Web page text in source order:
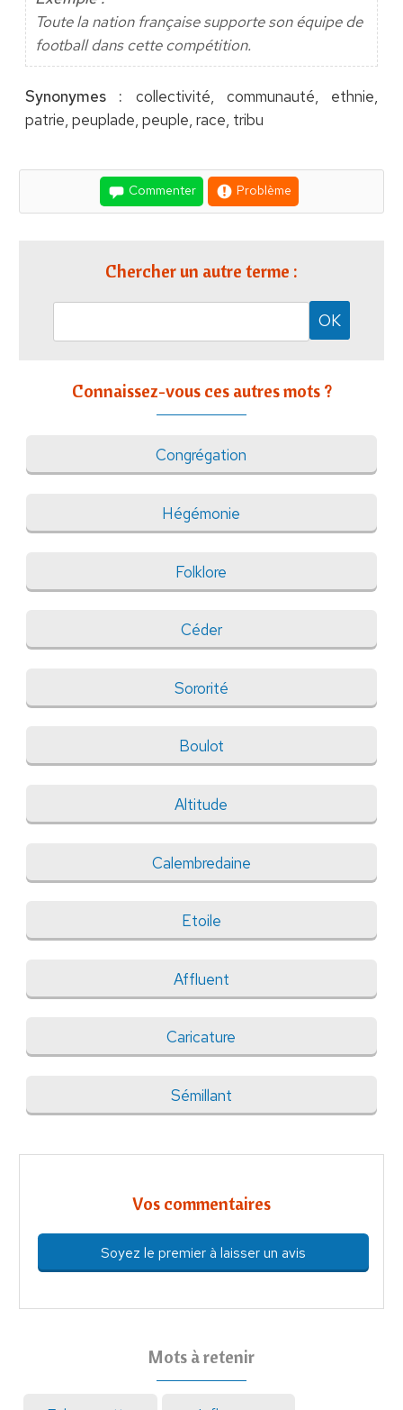
Toute la nation française supporte son équipe de
football dans cette compétition.
Synonymes : collectivité, communauté, ethnie,
patrie, peuplade, peuple, race, tribu
Commenter Problème
Chercher un autre terme :
Connaissez-vous ces autres mots ?
Congrégation
Hégémonie
Folklore
Céder
Sororité
Boulot
Altitude
Calembredaine
Etoile
Affluent
Caricature
Sémillant
Vos commentaires
Soyez le premier à laisser un avis
Mots à retenir